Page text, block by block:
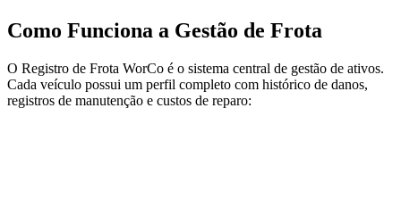
Como Funciona a Gestão de Frota
O Registro de Frota WorCo é o sistema central de gestão de ativos.
Cada veículo possui um perfil completo com histórico de danos,
registros de manutenção e custos de reparo: